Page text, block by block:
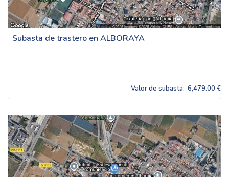
Subasta de trastero en ALBORAYA
Valor de subasta: 6,479.00 €